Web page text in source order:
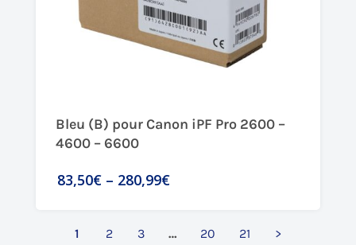
Bleu (B) pour Canon iPF Pro 2600 –
4600 – 6600
83,50€ – 280,99€
1 2 3 … 20 21 >